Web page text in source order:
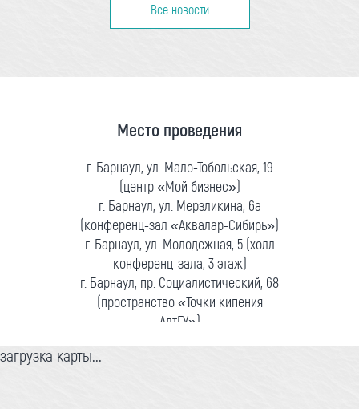
Все новости
Место проведения
г. Барнаул, ул. Мало-Тобольская, 19
(центр «Мой бизнес»)
г. Барнаул, ул. Мерзликина, 6а
(конференц-зал «Аквалар-Сибирь»)
г. Барнаул, ул. Молодежная, 5 (холл
конференц-зала, 3 этаж)
г. Барнаул, пр. Социалистический, 68
(пространство «Точки кипения
АлтГУ»)
загрузка карты...